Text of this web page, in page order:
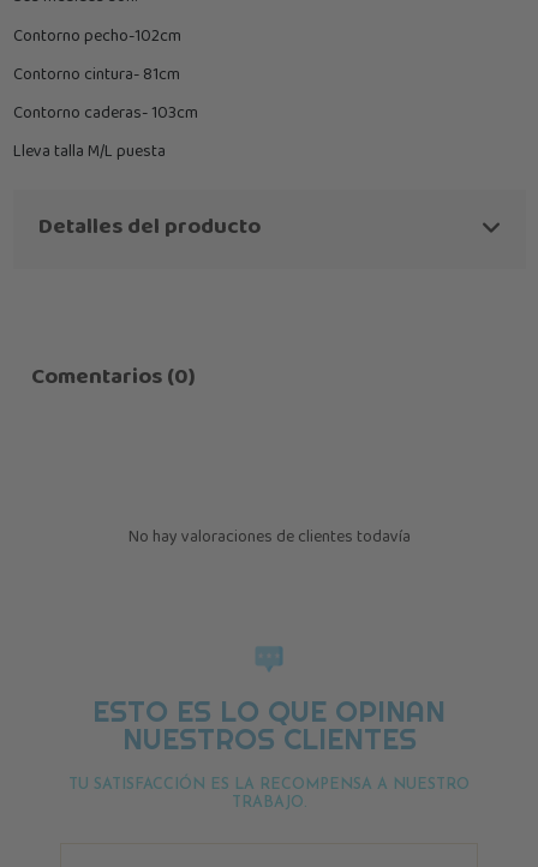
Contorno pecho-102cm
Contorno cintura- 81cm
Contorno caderas- 103cm
Lleva talla M/L puesta
Detalles del producto
Comentarios (0)
No hay valoraciones de clientes todavía
ESTO ES LO QUE OPINAN
NUESTROS CLIENTES
TU SATISFACCIÓN ES LA RECOMPENSA A NUESTRO
TRABAJO.